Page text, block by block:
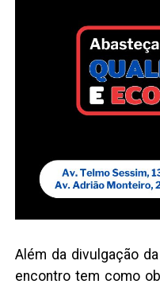
Além da divulgação
encontro tem como